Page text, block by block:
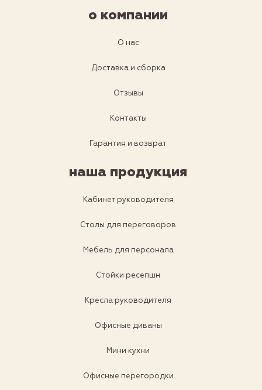
о компании
О нас
Доставка и сборка
Отзывы
Контакты
Гарантия и возврат
наша продукция
Кабинет руководителя
Столы для переговоров
Мебель для персонала
Стойки ресепшн
Кресла руководителя
Офисные диваны
Мини кухни
Офисные перегородки